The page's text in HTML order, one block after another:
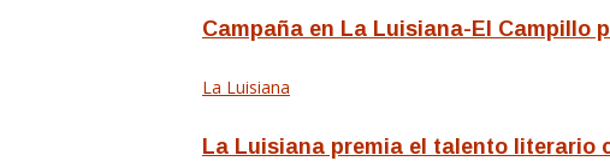
Campaña en La Luisiana-El Campillo
La Luisiana
La Luisiana premia el talento literario